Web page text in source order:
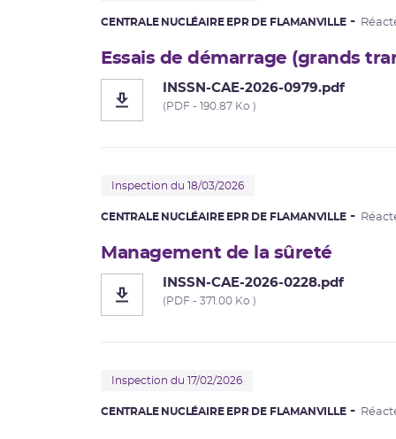
CENTRALE NUCLÉAIRE EPR DE FLAMANVILLE
Essais de démarrage (grands
INSSN-CAE-2026-0979.pdf
(PDF - 190.87 Ko )
Inspection du 18/03/2026
CENTRALE NUCLÉAIRE EPR DE FLAMANVILLE
Management de la sûreté
INSSN-CAE-2026-0228.pdf
(PDF - 371.00 Ko )
Inspection du 17/02/2026
CENTRALE NUCLÉAIRE EPR DE FLAMANVILLE